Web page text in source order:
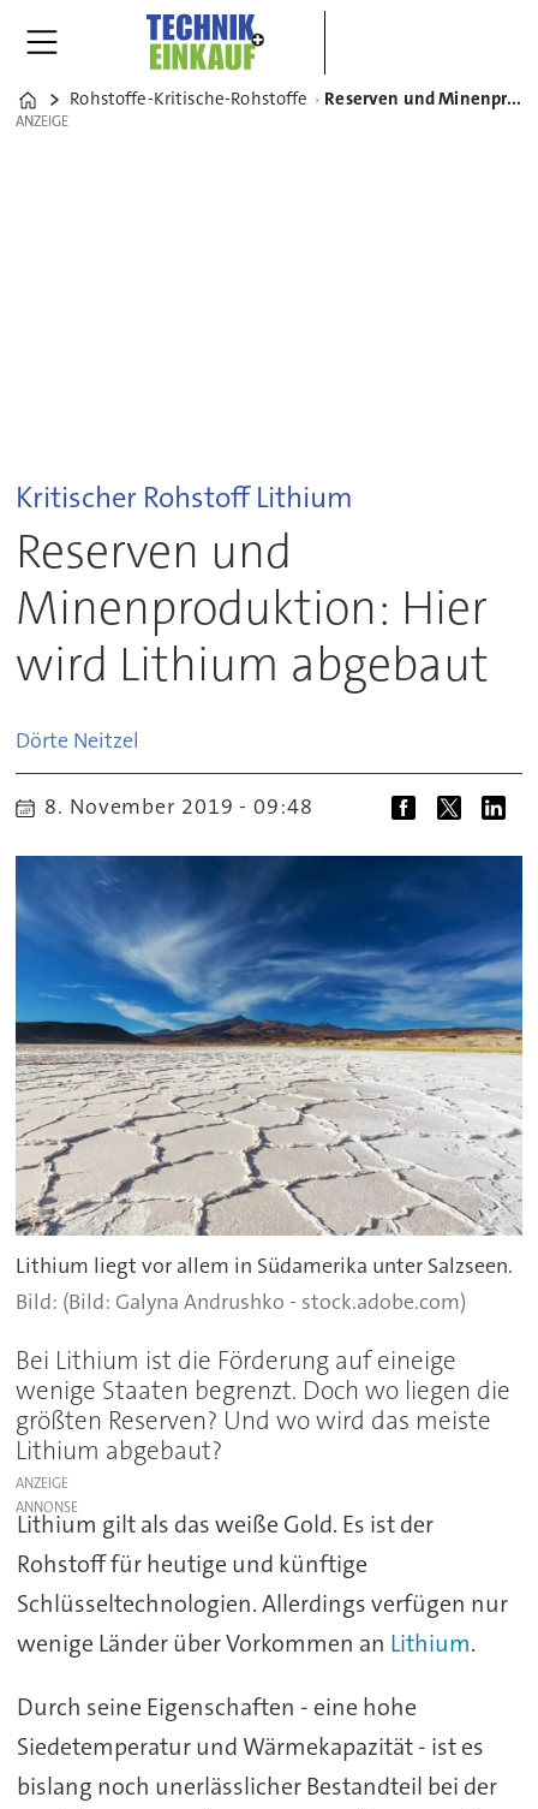
Home
Rohstoffe-Kritische-Rohstoffe Reserven und Minenproduktion: Hier wird Lithium abgebaut
ANZEIGE
ANZEIGE
Kritischer Rohstoff Lithium
Reserven und
Minenproduktion: Hier
wird Lithium abgebaut
Dörte Neitzel
8. November 2019 - 09:48
Lithium liegt vor allem in Südamerika unter Salzseen.
(Bild: Galyna Andrushko - stock.adobe.com)
Bei Lithium ist die Förderung auf eineige
wenige Staaten begrenzt. Doch wo liegen die
größten Reserven? Und wo wird das meiste
Lithium abgebaut?
ANZEIGE
Lithium gilt als das weiße Gold. Es ist der
Rohstoff für heutige und künftige
Schlüsseltechnologien. Allerdings verfügen nur
wenige Länder über Vorkommen an Lithium.
Durch seine Eigenschaften - eine hohe
Siedetemperatur und Wärmekapazität - ist es
bislang noch unerlässlicher Bestandteil bei der